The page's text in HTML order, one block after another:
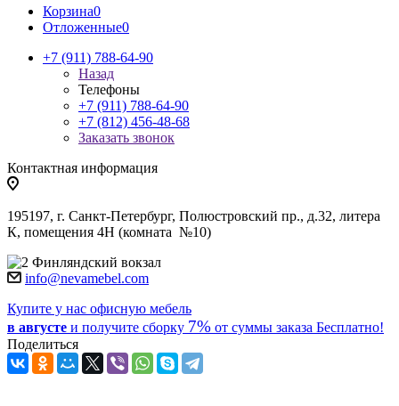
Корзина0
Отложенные0
+7 (911) 788-64-90
Назад
Телефоны
+7 (911) 788-64-90
+7 (812) 456-48-68
Заказать звонок
Контактная информация
195197, г. Санкт-Петербург, Полюстровский пр., д.32, литера
К, помещения 4Н (комната №10)
Финляндский вокзал
info@nevamebel.com
Купите у нас офисную мебель
в августе и получите сборку 7% от суммы заказа Бесплатно!
Поделиться